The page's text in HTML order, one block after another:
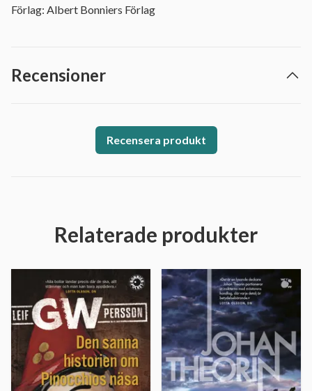
Förlag: Albert Bonniers Förlag
Recensioner
Recensera produkt
Relaterade produkter